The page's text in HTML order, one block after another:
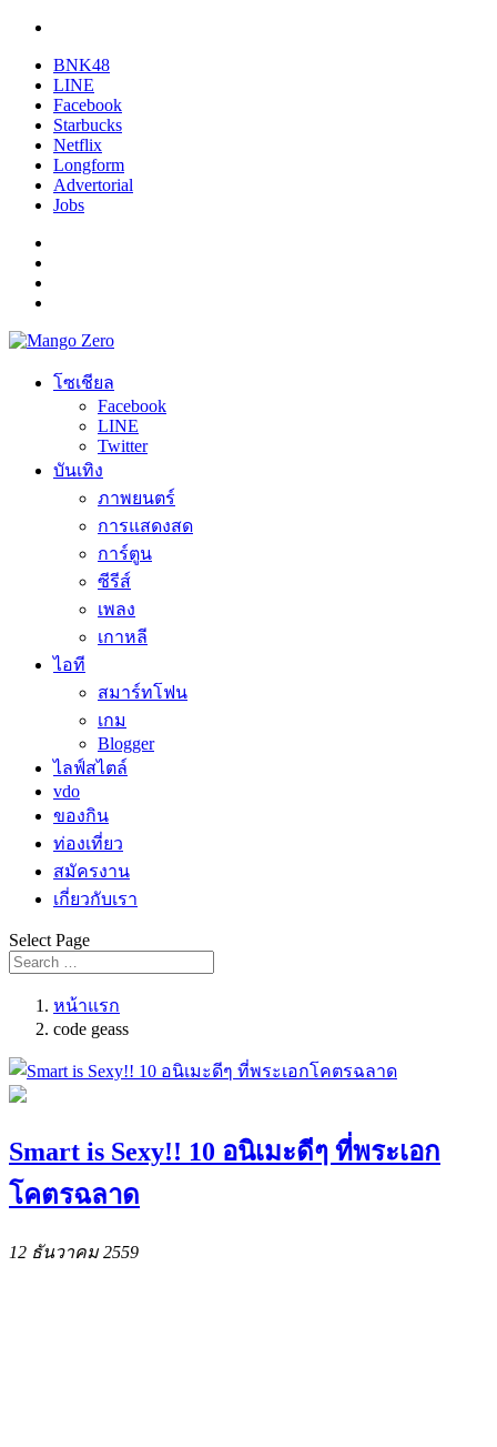
BNK48
LINE
Facebook
Starbucks
Netflix
Longform
Advertorial
Jobs
โซเชียล
Facebook
LINE
Twitter
บันเทิง
ภาพยนตร์
การแสดงสด
การ์ตูน
ซีรีส์
เพลง
เกาหลี
ไอที
สมาร์ทโฟน
เกม
Blogger
ไลฟ์สไตล์
vdo
ของกิน
ท่องเที่ยว
สมัครงาน
เกี่ยวกับเรา
Select Page
หน้าแรก
code geass
Smart is Sexy!! 10 อนิเมะดีๆ ที่พระเอก
โคตรฉลาด
12 ธันวาคม 2559